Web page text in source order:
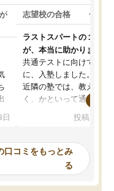
志望校の合格 合格
ラストスパートの１か月
が、本当に助かりました
共通テストに向けての追
に、入塾しました。田舎
近隣の塾では、教えても
く、かといって通うには
可能なので本当に助か
らないところをピンポイ
頂いて、とてもわかり
していました。一生を
スト、多少お金がかかっ
投稿日：
口コミをもっとみ
る